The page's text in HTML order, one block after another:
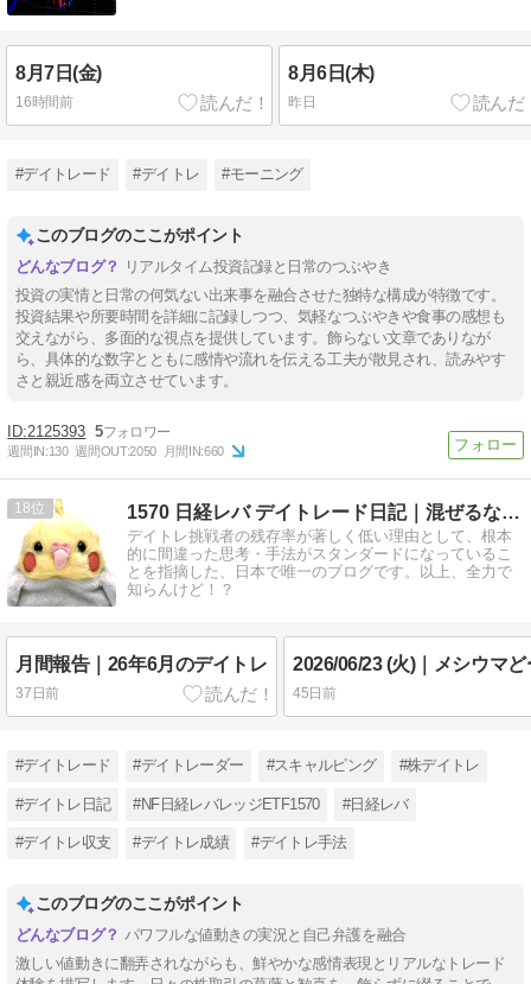
8月7日(金)
16時間前
8月6日(木)
昨日
#デイトレード #デイトレ #モーニング
このブログのここがポイント
リアルタイム投資記録と日常のつぶやき
投資の実情と日常の何気ない出来事を融合させた独特な構成が特徴です。
投資結果や所要時間を詳細に記録しつつ、気軽なつぶやきや食事の感想も
交えながら、多面的な視点を提供しています。飾らない文章でありなが
ら、具体的な数字とともに感情や流れを伝える工夫が散見され、読みやす
さと親近感を両立させています。
2125393 5
週間IN:130 週間OUT:2050 月間IN:660
18 1570 日経レバ デイトレード日記｜混ぜるな危険 …
デイトレ挑戦者の残存率が著しく低い理由として、根本
的に間違った思考・手法がスタンダードになっているこ
とを指摘した、日本で唯一のブログです。以上、全力で
知らんけど！？
月間報告｜26年6月のデイトレ
37日前 45日前
#デイトレード #デイトレーダー #スキャルピング #株デイトレ
#デイトレ日記 #NF日経レバレッジETF1570 #日経レバ
#デイトレ収支 #デイトレ成績 #デイトレ手法
このブログのここがポイント
パワフルな値動きの実況と自己弁護を融合
激しい値動きに翻弄されながらも、鮮やかな感情表現とリアルなトレード